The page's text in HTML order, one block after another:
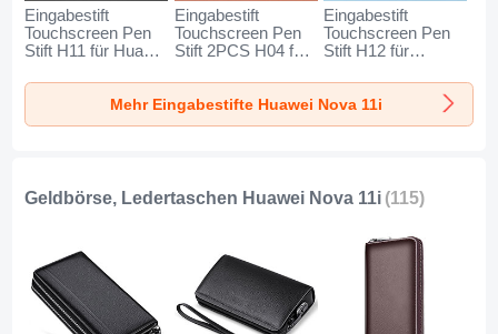
Eingabestift
Touchscreen Pen
Stift H11 für Huawei
Eingabestift
Touchscreen Pen
Stift 2PCS H04 für
Rot
Eingabestift
Touchscreen Pen
Stift H12 für
Blau
Mehr Eingabestifte Huawei Nova 11i
Geldbörse, Ledertaschen Huawei Nova 11i (115)